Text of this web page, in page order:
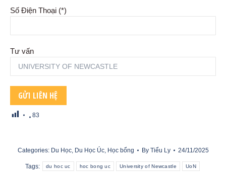
Số Điện Thoại (*)
Tư vấn
83
Categories: Du Học, Du Học Úc, Học bổng By Tiểu Ly 24/11/2025
Tags: du hoc uc hoc bong uc University of Newcastle UoN